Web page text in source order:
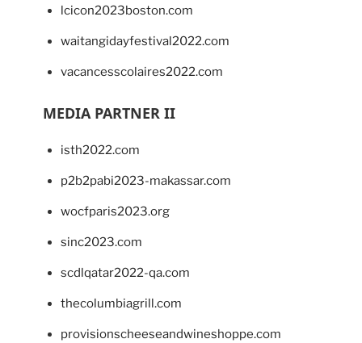
lcicon2023boston.com
waitangidayfestival2022.com
vacancesscolaires2022.com
MEDIA PARTNER II
isth2022.com
p2b2pabi2023-makassar.com
wocfparis2023.org
sinc2023.com
scdlqatar2022-qa.com
thecolumbiagrill.com
provisionscheeseandwineshoppe.com